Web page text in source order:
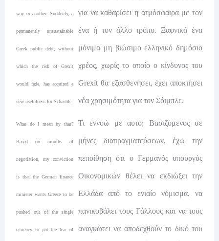
way or another. Suddenly, a
permanently unsustainable
Greek public debt, without
which the risk of Grexit
would fade, has acquired a
new usefulness for Schauble.
για να καθαρίσει η ατμόσφαιρα με τον
ένα ή τον άλλο τρόπο. Ξαφνικά ένα
μόνιμα μη βιώσιμο ελληνικό δημόσιο
χρέος, χωρίς το οποίο ο κίνδυνος του
Grexit θα εξασθενήσει, έχει αποκτήσει
νέα χρησιμότητα για τον Σόιμπλε.
What do I mean by that?
Based on months of
negotiation, my conviction
is that the German finance
minister wants Greece to be
pushed out of the single
currency to put the fear of
Τι εννοώ με αυτό; Βασιζόμενος σε
μήνες διαπραγματεύσεων, έχω την
πεποίθηση ότι ο Γερμανός υπουργός
Οικονομικών θέλει να εκδιώξει την
Ελλάδα από το ενιαίο νόμισμα, να
πανικοβάλει τους Γάλλους και να τους
αναγκάσει να αποδεχθούν το δικό του